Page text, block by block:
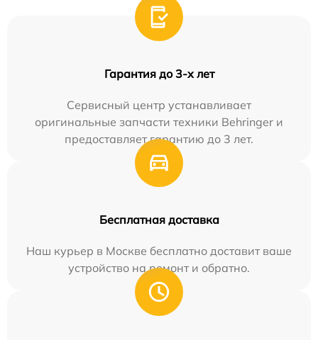
Гарантия до 3-х лет
Сервисный центр устанавливает
оригинальные запчасти техники Behringer и
предоставляет гарантию до 3 лет.
Бесплатная доставка
Наш курьер в Москве бесплатно доставит ваше
устройство на ремонт и обратно.